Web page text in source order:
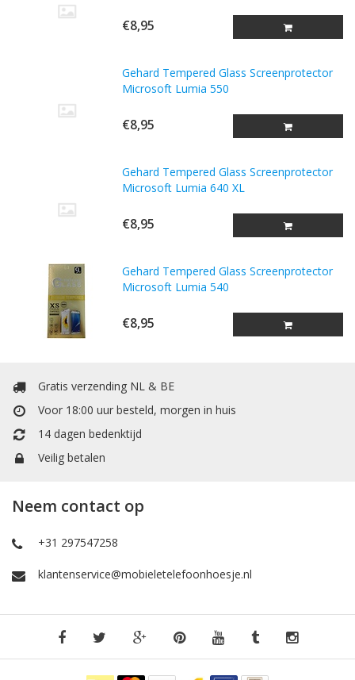
€8,95
Gehard Tempered Glass Screenprotector
Microsoft Lumia 550
€8,95
Gehard Tempered Glass Screenprotector
Microsoft Lumia 640 XL
€8,95
Gehard Tempered Glass Screenprotector
Microsoft Lumia 540
€8,95
Gratis verzending NL & BE
Voor 18:00 uur besteld, morgen in huis
14 dagen bedenktijd
Veilig betalen
Neem contact op
+31 297547258
klantenservice@mobieletelefoonhoesje.nl